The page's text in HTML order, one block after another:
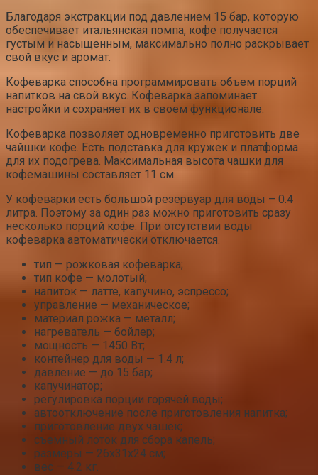
Благодаря экстракции под давлением 15 бар, которую
обеспечивает итальянская помпа, кофе получается
густым и насыщенным, максимально полно раскрывает
свой вкус и аромат.
Кофеварка способна программировать объем порций
напитков на свой вкус. Кофеварка запоминает
настройки и сохраняет их в своем функционале.
Кофеварка позволяет одновременно приготовить две
чайшки кофе. Есть подставка для кружек и платформа
для их подогрева. Максимальная высота чашки для
кофемашины составляет 11 см.
У кофеварки есть большой резервуар для воды – 0.4
литра. Поэтому за один раз можно приготовить сразу
несколько порций кофе. При отсутствии воды
кофеварка автоматически отключается.
тип — рожковая кофеварка;
тип кофе — молотый;
напиток — латте, капучино, эспрессо;
управление — механическое;
материал рожка — металл;
нагреватель — бойлер;
мощность — 1450 Вт;
контейнер для воды — 1.4 л;
давление — до 15 бар;
капучинатор;
регулировка порции горячей воды;
автоотключение после приготовления напитка;
приготовление двух чашек;
съемный лоток для сбора капель;
размеры — 26x31x24 см;
вес — 4.2 кг.